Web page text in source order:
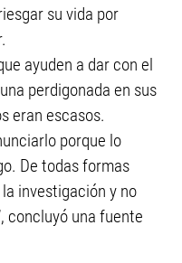
su vida por
ayuden a dar con el
perdigonada en sus
eran escasos.
porque lo
De todas formas
investigación y no
concluyó una fuente